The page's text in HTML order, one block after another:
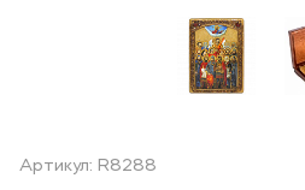
Артикул: R8288